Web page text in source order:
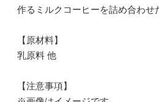
作るミルクコーヒーを詰め合わせ
【原材料】
乳原料 他
【注意事項】